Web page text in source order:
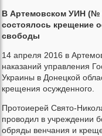
В Артемовском УИН (№
состоялось крещение
свободы
14 апреля 2016 в
наказаний управления
Украины в Донецкой
крещения осужденного.
Протоиерей Свято-
проводил в учреждении
обряды венчания и